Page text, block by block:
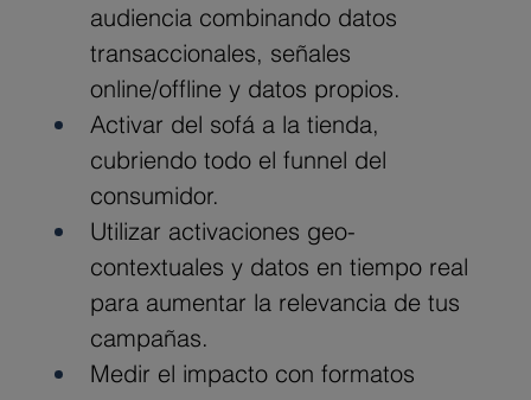
audiencia combinando datos
transaccionales, señales
online/offline y datos propios.
Activar del sofá a la tienda,
cubriendo todo el funnel del
consumidor.
Utilizar activaciones geo-
contextuales y datos en tiempo real
para aumentar la relevancia de tus
campañas.
Medir el impacto con formatos